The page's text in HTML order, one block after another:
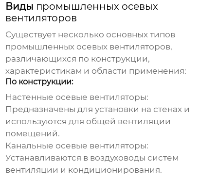
Виды промышленных осевых
вентиляторов
Существует несколько основных типов
промышленных осевых вентиляторов,
различающихся по конструкции,
характеристикам и области применения:
По конструкции:
Настенные осевые вентиляторы:
Предназначены для установки на стенах и
используются для общей вентиляции
помещений.
Канальные осевые вентиляторы:
Устанавливаются в воздуховоды систем
вентиляции и кондиционирования.